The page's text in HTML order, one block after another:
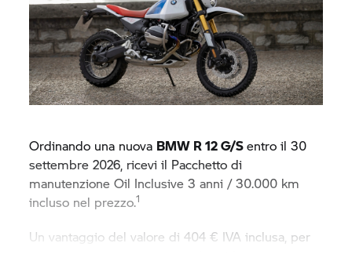
Ordinando una nuova BMW R 12 G/Sentro il 30
settembre 2026, ricevi il Pacchetto di
manutenzione Oil Inclusive 3 anni / 30.000 km
incluso nel prezzo.1
Un vantaggio del valore di 404 € IVA inclusa, per